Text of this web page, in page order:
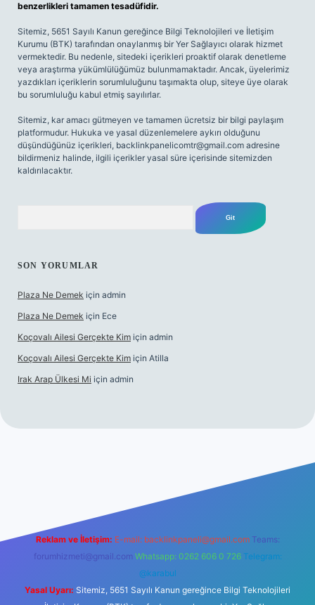
benzerlikleri tamamen tesadüfidir.
Sitemiz, 5651 Sayılı Kanun gereğince Bilgi Teknolojileri ve İletişim
Kurumu (BTK) tarafından onaylanmış bir Yer Sağlayıcı olarak hizmet
vermektedir. Bu nedenle, sitedeki içerikleri proaktif olarak denetleme
veya araştırma yükümlülüğümüz bulunmamaktadır. Ancak, üyelerimiz
yazdıkları içeriklerin sorumluluğunu taşımakta olup, siteye üye olarak
bu sorumluluğu kabul etmiş sayılırlar.
Sitemiz, kar amacı gütmeyen ve tamamen ücretsiz bir bilgi paylaşım
platformudur. Hukuka ve yasal düzenlemelere aykırı olduğunu
düşündüğünüz içerikleri, backlinkpanelicomtr@gmail.com adresine
bildirmeniz halinde, ilgili içerikler yasal süre içerisinde sitemizden
kaldırılacaktır.
SON YORUMLAR
Plaza Ne Demek için admin
Plaza Ne Demek için Ece
Koçovalı Ailesi Gerçekte Kim için admin
Koçovalı Ailesi Gerçekte Kim için Atilla
Irak Arap Ülkesi Mi için admin
Reklam ve İletişim: E-mail: backlinkpaneli@gmail.com Teams:
forumhizmeti@gmail.com Whatsapp: 0262 606 0 726 Telegram:
@karabul
Yasal Uyarı: Sitemiz, 5651 Sayılı Kanun gereğince Bilgi Teknolojileri